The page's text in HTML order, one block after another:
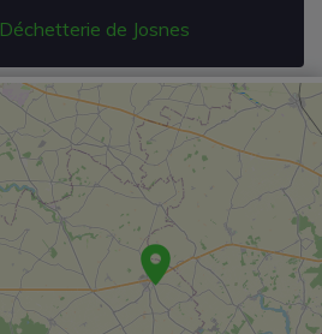
Déchetterie de Josnes